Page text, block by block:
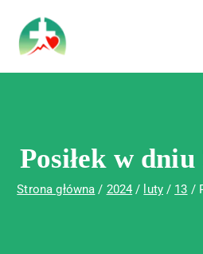
Wojewódzki
Św. Rafała w
Posiłek w
Strona główna 2024 luty 13